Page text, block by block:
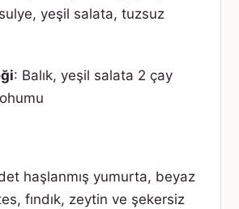
yeşil salata, tuzsuz
: Balık, yeşil salata 2 çay
haşlanmış yumurta, beyaz
fındık, zeytin ve şekersiz